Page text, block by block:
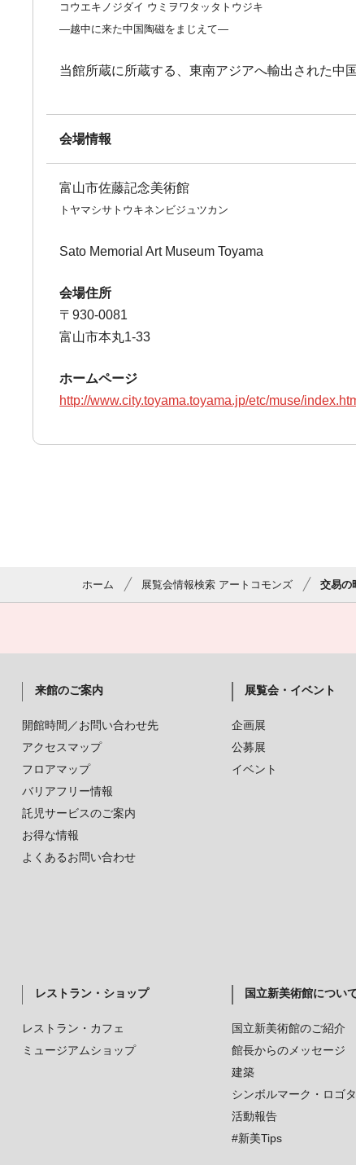
コウエキノジダイ ウミヲワタッタトウジキ
―越中に来た中国陶磁をまじえて―
当館所蔵に所蔵する、東南アジアへ輸出された中
会場情報
富山市佐藤記念美術館
トヤマシサトウキネンビジュツカン
Sato Memorial Art Museum Toyama
会場住所
〒930-0081
富山市本丸1-33
ホームページ
http://www.city.toyama.toyama.jp/etc/muse/
ホーム 展覧会情報検索 アートコモンズ 交易の
来館のご案内
開館時間／お問い合わせ先
アクセスマップ
フロアマップ
バリアフリー情報
託児サービスのご案内
お得な情報
よくあるお問い合わせ
展覧会・イベント
企画展
公募展
イベント
レストラン・ショップ
レストラン・カフェ
ミュージアムショップ
国立新美術館につい
国立新美術館のご紹介
館長からのメッセージ
建築
シンボルマーク・ロゴ
活動報告
#新美Tips